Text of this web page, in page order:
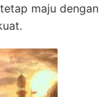
maju dengan